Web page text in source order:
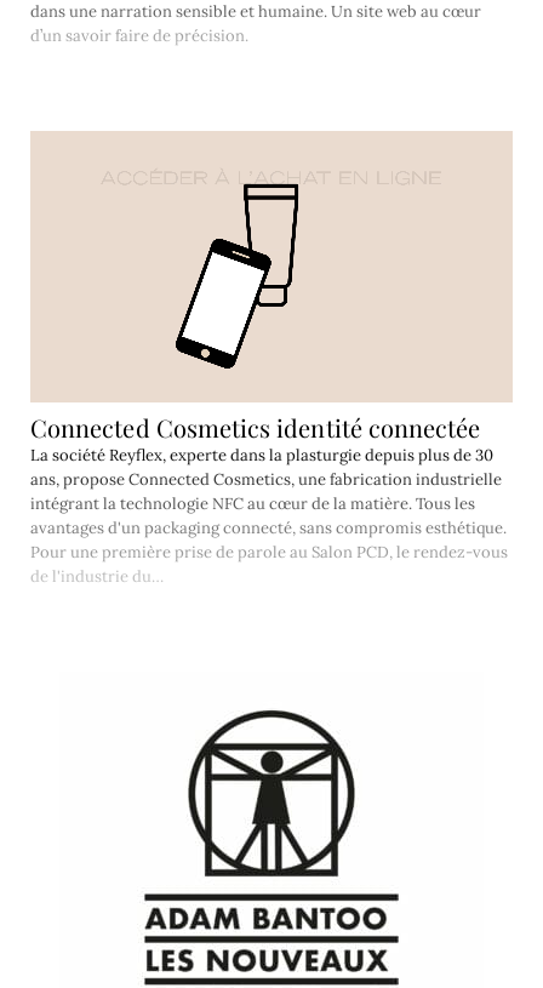
dans une narration sensible et humaine. Un site web au cœur
d’un savoir faire de précision.
Connected Cosmetics identité connectée
La société Reyflex, experte dans la plasturgie depuis plus de 30
ans, propose Connected Cosmetics, une fabrication industrielle
intégrant la technologie NFC au cœur de la matière. Tous les
avantages d'un packaging connecté, sans compromis esthétique.
Pour une première prise de parole au Salon PCD, le rendez-vous
de l'industrie du…